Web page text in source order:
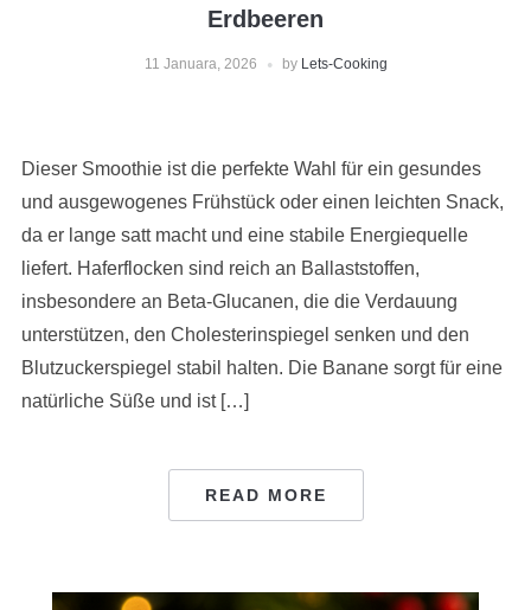
Erdbeeren
11 Januara, 2026 by Lets-Cooking
Dieser Smoothie ist die perfekte Wahl für ein gesundes
und ausgewogenes Frühstück oder einen leichten Snack,
da er lange satt macht und eine stabile Energiequelle
liefert. Haferflocken sind reich an Ballaststoffen,
insbesondere an Beta-Glucanen, die die Verdauung
unterstützen, den Cholesterinspiegel senken und den
Blutzuckerspiegel stabil halten. Die Banane sorgt für eine
natürliche Süße und ist […]
READ MORE